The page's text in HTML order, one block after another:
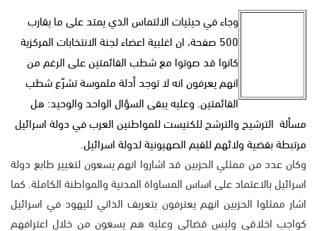
وجاء في حيثيات الالتماس الذي يمتد على ما يقارب
500 صفحة، ان اغلبية اعضاء لجنة الانتخابات المركزية
كانوا قد صوتوا مع شطب القائمتين على الرغم من
انهم يعرفون انه لا توجد أدلة ملموسة تشرّع شطب
القائمتين. وعليه يبقى السؤال الواحد والوحيد: هل
مسألة الترشيح والترشح للكنيست للمواطنين العرب في دولة اسرائيل
مرتبطة بقضية ولائهم للقيم الصهيونية لدولة اسرائيل.
وكان عدد من ممثلي الحزبين قد اشاروا انهم يسعون لتغيير طابع دولة
اسرائيل بالاعتماد على اساس المساواة المدنية والمواطنة الكاملة. كما
اشار ممثلوا الحزبين انهم يعترفون بتعريف الذاتي لليهود في اسرائيل
كواجب اخلاقي وليس قضائي وعليه هم يسعون من خلال اعترافهم